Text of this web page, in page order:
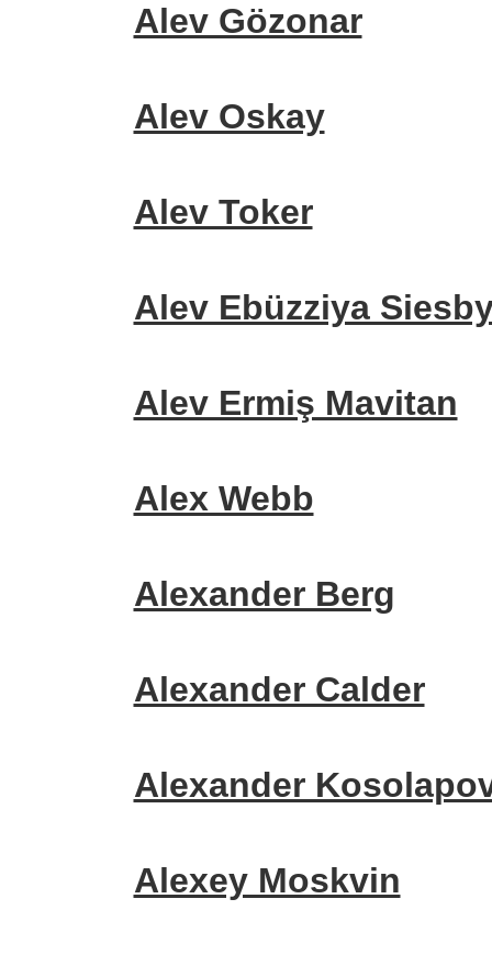
Alev Gözonar
Alev Oskay
Alev Toker
Alev Ebüzziya
Alev Ermiş Mavitan
Alex Webb
Alexander Berg
Alexander Calder
Alexander
Alexey Moskvin